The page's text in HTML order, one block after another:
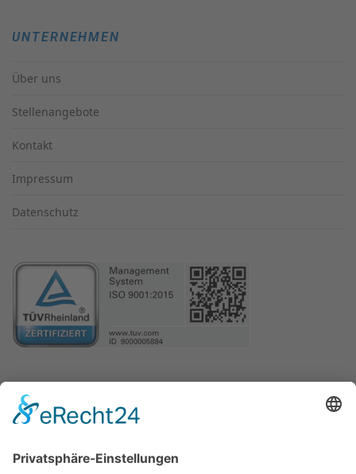
UNTERNEHMEN
Über uns
Stellenangebote
Kontakt
Impressum
Datenschutz
LEISTUNGEN
Lackierarbeiten